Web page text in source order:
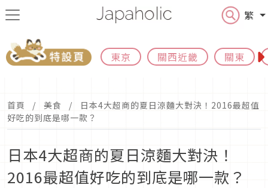
繁
東京 關西近畿 關東
首頁 美食
日本4大超商的夏日涼麵大對決！2016最超值
好吃的到底是哪一款？
日本4大超商的夏日涼麵大對決！
2016最超值好吃的到底是哪一款？